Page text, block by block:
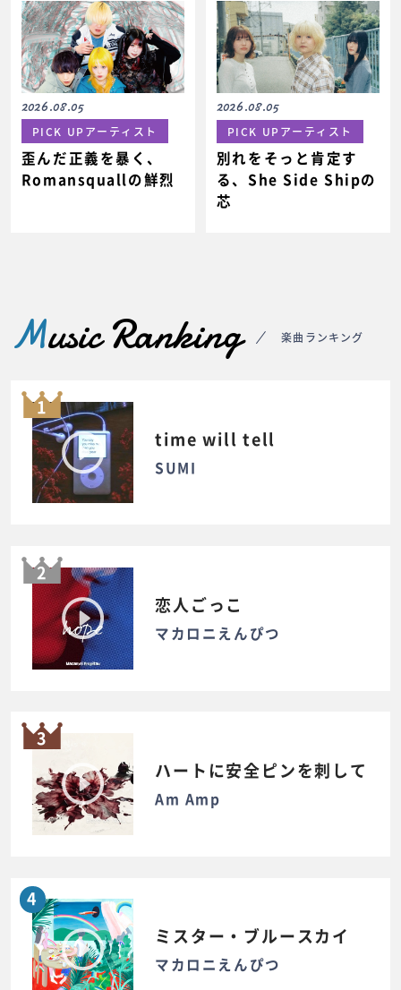
2026.08.05
PICK UPアーティスト
歪んだ正義を暴く、
Romansquallの鮮烈
2026.08.05
PICK UPアーティスト
別れをそっと肯定す
る、She Side Shipの
芯
Music Ranking 楽曲ランキング
1
time will tell
SUMI
2
恋人ごっこ
マカロニえんぴつ
3
ハートに安全ピンを刺して
Am Amp
4
ミスター・ブルースカイ
マカロニえんぴつ